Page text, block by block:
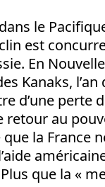
le
est
En
Kanaks,
d’une perte
retour au
la France
que la «